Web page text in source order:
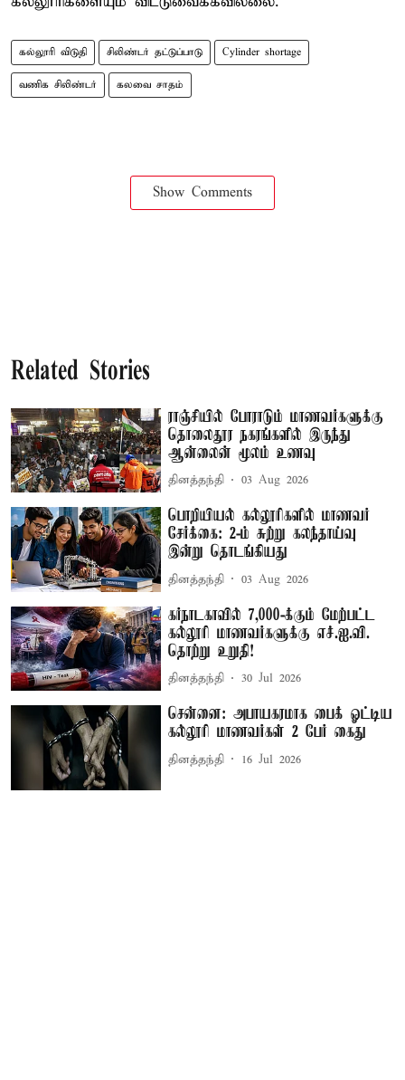
கல்லூரி விடுதி சிலிண்டர் தட்டுப்பாடு Cylinder shortage
வணிக சிலிண்டர் கலவை சாதம்
Show Comments
Related Stories
ராஞ்சியில் போராடும் மாணவர்களுக்கு
தொலைதூர நகரங்களில் இருந்து
ஆன்லைன் மூலம் உணவு
தினத்தந்தி 03 Aug 2026
பொறியியல் கல்லூரிகளில் மாணவர்
சேர்க்கை: 2-ம் சுற்று கலந்தாய்வு
இன்று தொடங்கியது
தினத்தந்தி 03 Aug 2026
கர்நாடகாவில் 7,000-க்கும் மேற்பட்ட
கல்லூரி மாணவர்களுக்கு எச்.ஐ.வி.
தொற்று உறுதி!
தினத்தந்தி 30 Jul 2026
சென்னை: அபாயகரமாக பைக் ஓட்டிய
கல்லூரி மாணவர்கள் 2 பேர் கைது
தினத்தந்தி 16 Jul 2026